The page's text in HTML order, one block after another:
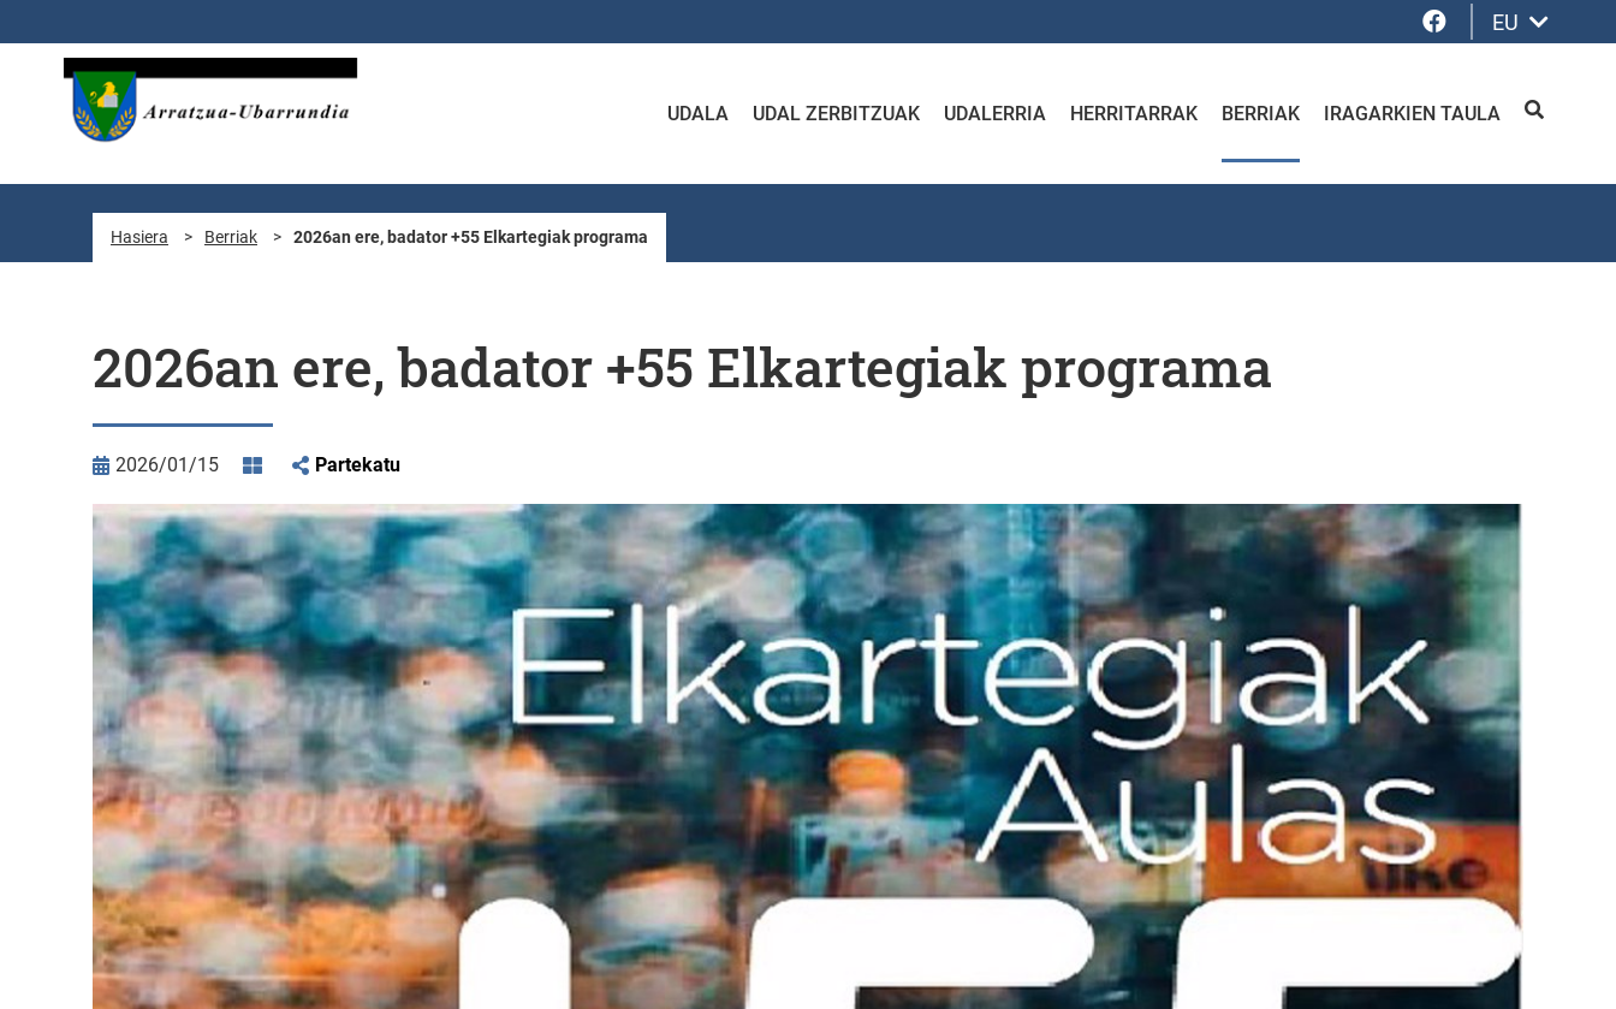
Facebook
EU
UDALA UDAL ZERBITZUAK UDALERRIA HERRITARRAK BERRIAK IRAGARKIEN TAULA BILATU
Hasiera > Berriak > 2026an ere, badator +55 Elkartegiak programa
2026an ere, badator +55 Elkartegiak programa
2026/01/15 Partekatu